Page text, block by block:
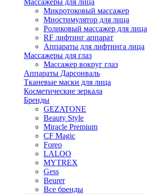
Массажеры для лица
Микротоковый массажер
Миостимулятор для лица
Роликовый массажер для лица
RF лифтинг аппарат
Аппараты для лифтинга лица
Массажеры для глаз
Массажер вокруг глаз
Аппараты Дарсонваль
Тканевые маски для лица
Косметические зеркала
Бренды
GEZATONE
Beauty Style
Miracle Premium
CF Magic
Foreo
LALOO
MYTREX
Gess
Beurer
Все бренды